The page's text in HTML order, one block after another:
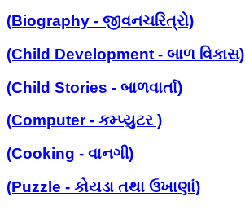
(Biography - જીવનચરિત્રો)
(Child Development - બાળ વિકાસ)
(Child Stories - બાળવાર્તા)
(Computer - કમ્પ્યુટર )
(Cooking - વાનગી)
(Puzzle - કોયડા તથા ઉખાણાં)